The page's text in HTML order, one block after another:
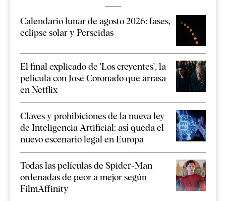
Calendario lunar de agosto 2026: fases,
eclipse solar y Perseidas
El final explicado de 'Los creyentes', la
película con José Coronado que arrasa
en Netflix
Claves y prohibiciones de la nueva ley
de Inteligencia Artificial: así queda el
nuevo escenario legal en Europa
Todas las películas de Spider-Man
ordenadas de peor a mejor según
FilmAffinity